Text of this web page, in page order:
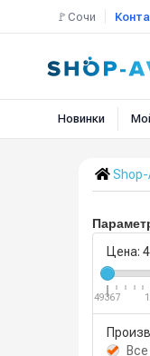
🚩Сочи
Новинки
Shop-
Цена:
49367
Все